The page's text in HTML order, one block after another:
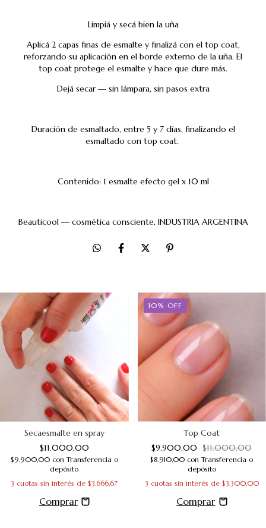
Limpiá y secá bien la uña
Aplicá 2 capas finas de esmalte y finalizá con el top coat,
reforzando su aplicación en el borde externo de la uña. El
top coat protege el esmalte y hace que dure más.
Dejá secar — sin lámpara, sin pasos extra
Duración de esmaltado, entre 5 y 7 días, finalizando el
esmaltado con top coat.
Contenido: 1 esmalte efecto gel x 10 ml
Beauticool — cosmética consciente, INDUSTRIA ARGENTINA
Secaesmalte en spray
$11.000,00
$9.900,00 con Transferencia o
depósito
3 cuotas sin interés de$3.666,67
10% OFF
Top Coat
$9.900,00 $11.000,00
$8.910,00 con Transferencia o
depósito
3 cuotas sin interés de $3.300,00